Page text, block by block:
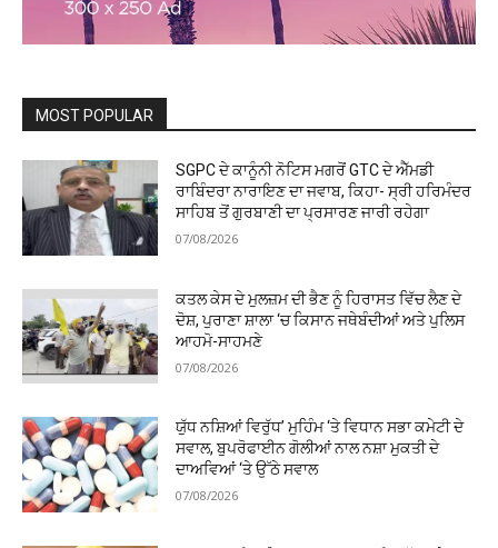
MOST POPULAR
SGPC ਦੇ ਕਾਨੂੰਨੀ ਨੋਟਿਸ ਮਗਰੋਂ GTC ਦੇ ਐੱਮਡੀ
ਰਾਬਿੰਦਰਾ ਨਾਰਾਇਣ ਦਾ ਜਵਾਬ, ਕਿਹਾ- ਸ੍ਰੀ ਹਰਿਮੰਦਰ
ਸਾਹਿਬ ਤੋਂ ਗੁਰਬਾਣੀ ਦਾ ਪ੍ਰਸਾਰਣ ਜਾਰੀ ਰਹੇਗਾ
07/08/2026
ਕਤਲ ਕੇਸ ਦੇ ਮੁਲਜ਼ਮ ਦੀ ਭੈਣ ਨੂੰ ਹਿਰਾਸਤ ਵਿੱਚ ਲੈਣ ਦੇ
ਦੋਸ਼, ਪੁਰਾਣਾ ਸ਼ਾਲਾ ‘ਚ ਕਿਸਾਨ ਜਥੇਬੰਦੀਆਂ ਅਤੇ ਪੁਲਿਸ
ਆਹਮੋ-ਸਾਹਮਣੇ
07/08/2026
ਯੁੱਧ ਨਸ਼ਿਆਂ ਵਿਰੁੱਧ’ ਮੁਹਿੰਮ ‘ਤੇ ਵਿਧਾਨ ਸਭਾ ਕਮੇਟੀ ਦੇ
ਸਵਾਲ, ਬੁਪਰੋਫਾਈਨ ਗੋਲੀਆਂ ਨਾਲ ਨਸ਼ਾ ਮੁਕਤੀ ਦੇ
ਦਾਅਵਿਆਂ ‘ਤੇ ਉੱਠੇ ਸਵਾਲ
07/08/2026